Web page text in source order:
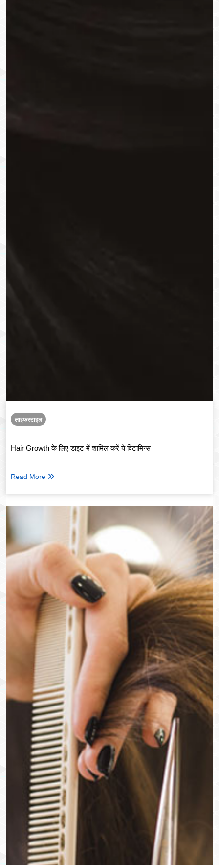
लाइफस्टाइल
Hair Growth के लिए डाइट में शामिल करें ये विटामिन्स
Read More